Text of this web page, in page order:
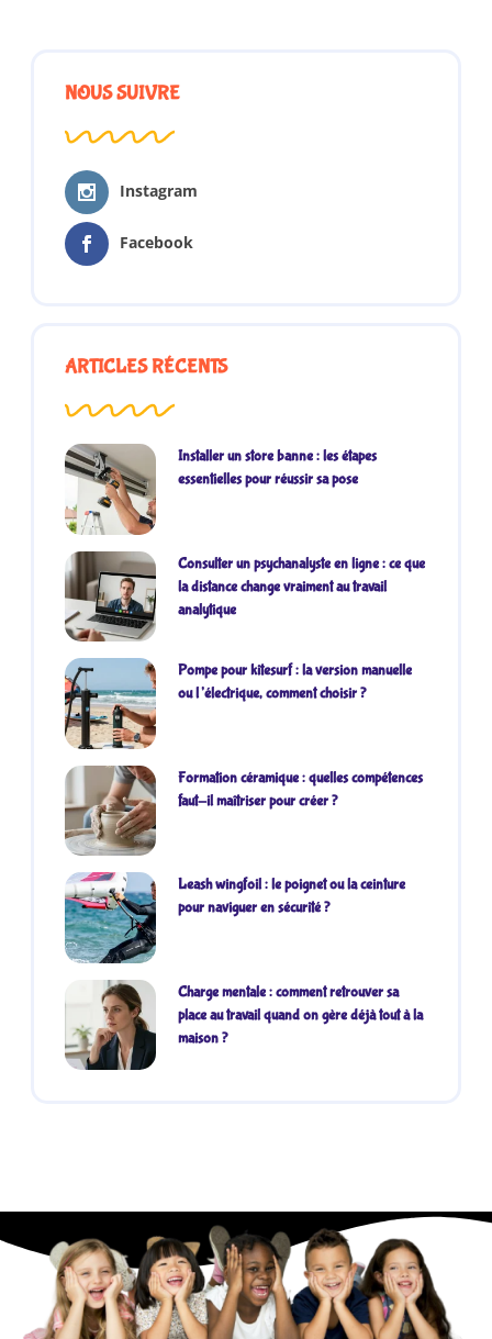
NOUS SUIVRE
Instagram
Facebook
ARTICLES RÉCENTS
Installer un store banne : les étapes
essentielles pour réussir sa pose
Consulter un psychanalyste en ligne : ce que
la distance change vraiment au travail
analytique
Pompe pour kitesurf : la version manuelle
ou l’électrique, comment choisir ?
Formation céramique : quelles compétences
faut-il maîtriser pour créer ?
Leash wingfoil : le poignet ou la ceinture
pour naviguer en sécurité ?
Charge mentale : comment retrouver sa
place au travail quand on gère déjà tout à la
maison ?